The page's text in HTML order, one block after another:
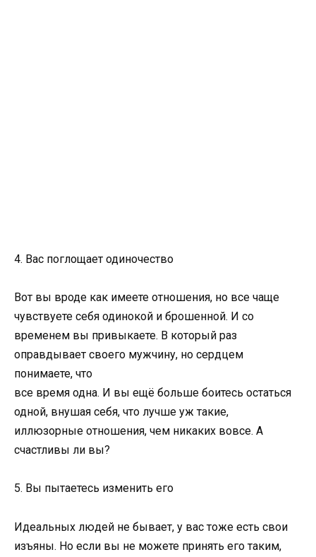
4. Вас поглощает одиночество
Вот вы вроде как имеете отношения, но все чаще
чувствуете себя одинокой и брошенной. И со
временем вы привыкаете. В который раз
оправдывает своего мужчину, но сердцем
понимаете, что
все время одна. И вы ещё больше боитесь остаться
одной, внушая себя, что лучше уж такие,
иллюзорные отношения, чем никаких вовсе. А
счастливы ли вы?
5. Вы пытаетесь изменить его
Идеальных людей не бывает, у вас тоже есть свои
изъяны. Но если вы не можете принять его таким,